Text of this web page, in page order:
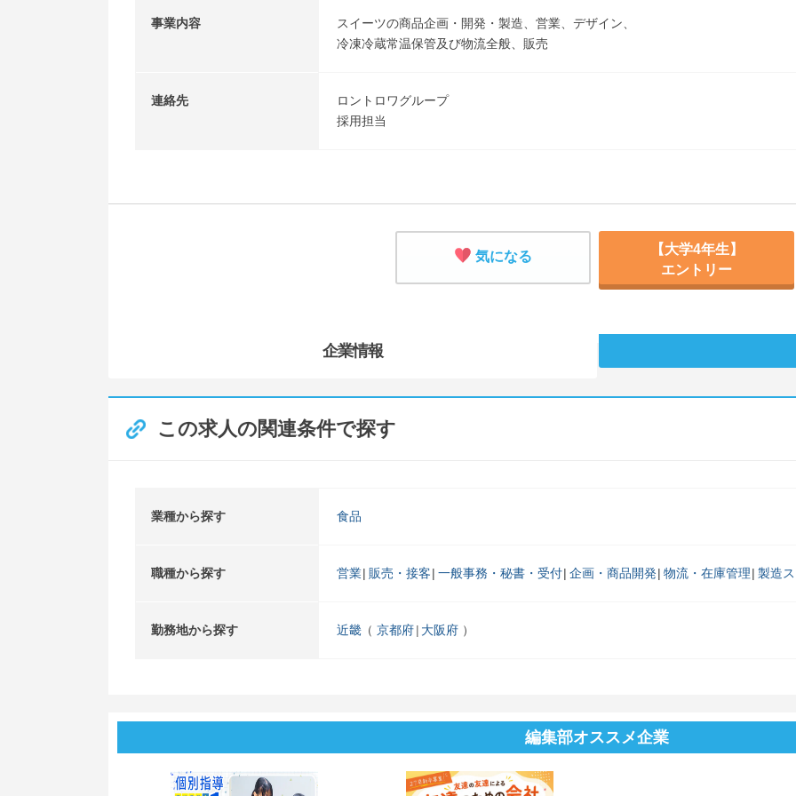
事業内容
スイーツの商品企画・開発・製造、営業、デザイン、
冷凍冷蔵常温保管及び物流全般、販売
連絡先
ロントロワグループ
採用担当
気になる
【大学4年生】
エントリー
企業情報
この求人の関連条件で探す
業種から探す 食品
職種から探す 営業 販売・接客 一般事務・秘書・受付 企画・商品開発 物流・在庫管理 製造
勤務地から探す 近畿 京都府 大阪府
編集部オススメ企業